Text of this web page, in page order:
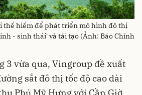
thế hiếm để phát triển mô hình đô thị
- sinh thái' và tái tạo (Ảnh: Báo Chính
3 vừa qua, Vingroup đề xuất
sắt đô thị tốc độ cao dài